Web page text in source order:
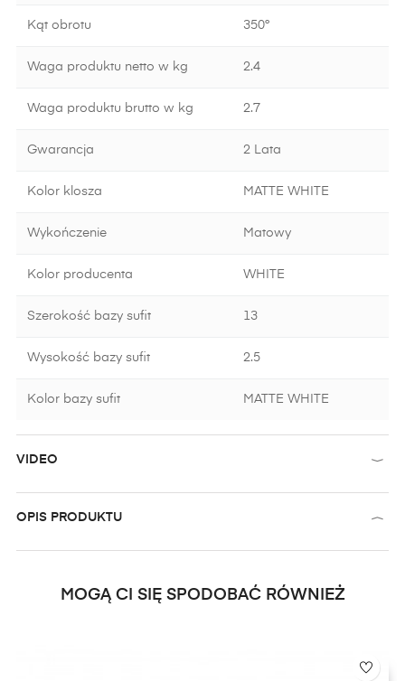
Kąt obrotu 350°
Waga produktu netto w kg 2.4
Waga produktu brutto w kg 2.7
Gwarancja 2 Lata
Kolor klosza MATTE WHITE
Wykończenie Matowy
Kolor producenta WHITE
Szerokość bazy sufit 13
Wysokość bazy sufit 2.5
Kolor bazy sufit MATTE WHITE
VIDEO
OPIS PRODUKTU
MOGĄ CI SIĘ SPODOBAĆ RÓWNIEŻ